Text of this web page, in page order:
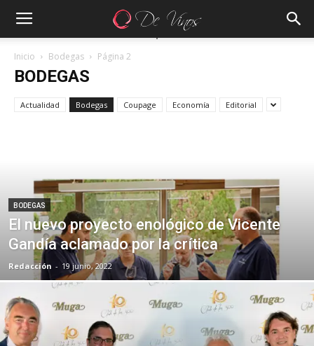
Inicio Bodegas Página 2
BODEGAS
Actualidad Bodegas Coupage Economía Editorial
BODEGAS
El nuevo proyecto enológico de Vicente
Gandía aclamado por la crítica
Redacción - 19 junio, 2022